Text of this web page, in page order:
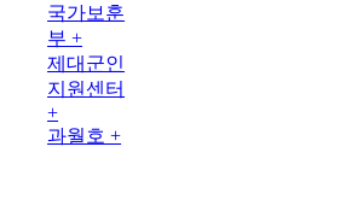
국가보훈
부 +
제대군인
지원센터
+
과월호 +